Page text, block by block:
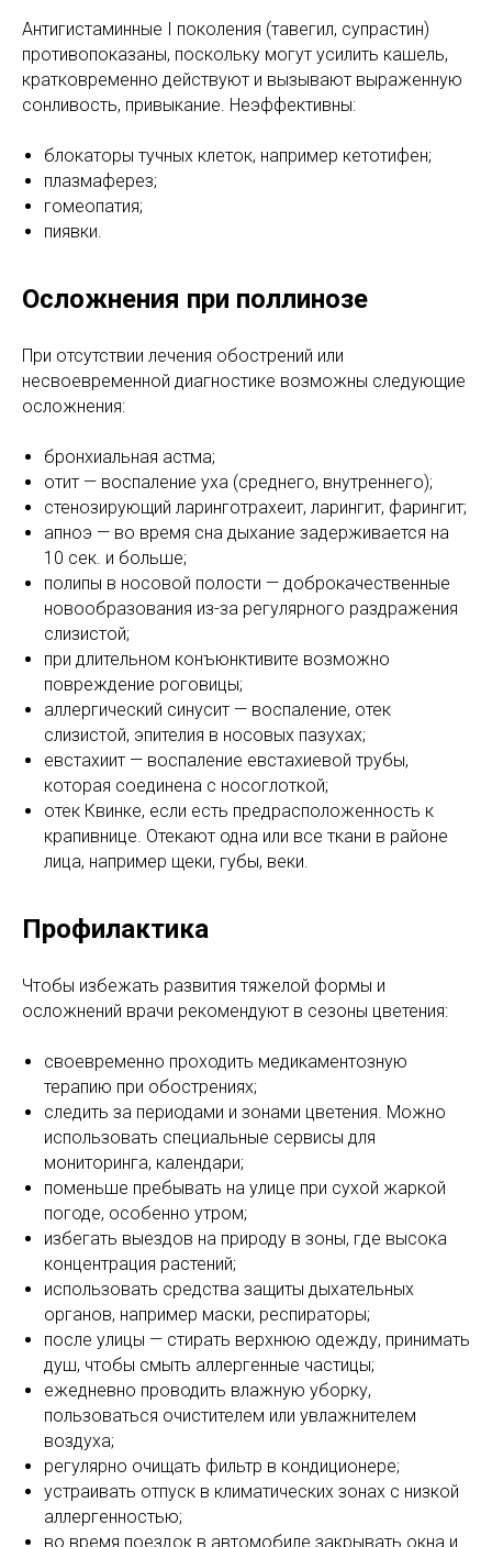
Антигистаминные I поколения (тавегил, супрастин)
противопоказаны, поскольку могут усилить кашель,
кратковременно действуют и вызывают выраженную
сонливость, привыкание. Неэффективны:
блокаторы тучных клеток, например кетотифен;
плазмаферез;
гомеопатия;
пиявки.
Осложнения при поллинозе
При отсутствии лечения обострений или
несвоевременной диагностике возможны следующие
осложнения:
бронхиальная астма;
отит — воспаление уха (среднего, внутреннего);
стенозирующий ларинготрахеит, ларингит, фарингит;
апноэ — во время сна дыхание задерживается на
10 сек. и больше;
полипы в носовой полости — доброкачественные
новообразования из-за регулярного раздражения
слизистой;
при длительном конъюнктивите возможно
повреждение роговицы;
аллергический синусит — воспаление, отек
слизистой, эпителия в носовых пазухах;
евстахиит — воспаление евстахиевой трубы,
которая соединена с носоглоткой;
отек Квинке, если есть предрасположенность к
крапивнице. Отекают одна или все ткани в районе
лица, например щеки, губы, веки.
Профилактика
Чтобы избежать развития тяжелой формы и
осложнений врачи рекомендуют в сезоны цветения:
своевременно проходить медикаментозную
терапию при обострениях;
следить за периодами и зонами цветения. Можно
использовать специальные сервисы для
мониторинга, календари;
поменьше пребывать на улице при сухой жаркой
погоде, особенно утром;
избегать выездов на природу в зоны, где высока
концентрация растений;
использовать средства защиты дыхательных
органов, например маски, респираторы;
после улицы — стирать верхнюю одежду, принимать
душ, чтобы смыть аллергенные частицы;
ежедневно проводить влажную уборку,
пользоваться очистителем или увлажнителем
воздуха;
регулярно очищать фильтр в кондиционере;
устраивать отпуск в климатических зонах с низкой
аллергенностью;
во время поездок в автомобиле закрывать окна и